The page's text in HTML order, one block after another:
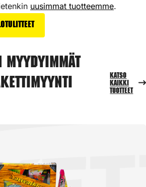
uusimmat tuotteemme.
Katso
kaikki
tuotteet